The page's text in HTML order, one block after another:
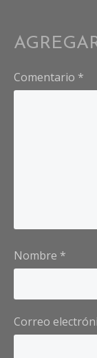
Comentario *
Nombre *
Correo